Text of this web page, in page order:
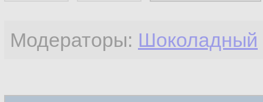
Модераторы: Шоколадный